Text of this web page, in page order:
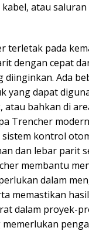
atau saluran
terletak pada
dengan cepat
diinginkan. Ada
yang dapat
atau bahkan di
Trencher
sistem kontrol
dan lebar parit
membantu
dalam
memastikan
dalam proyek-